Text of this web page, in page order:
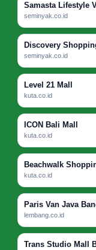
Samasta Lifestyle
seminyak.co.id
Discovery
seminyak.co.id
Level 21 Mall
kuta.co.id
ICON Bali Mall
kuta.co.id
Beachwalk
kuta.co.id
Paris Van Java
lembang.co.id
Trans Studio Mall